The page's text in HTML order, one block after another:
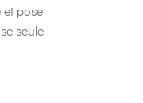
pose
seule